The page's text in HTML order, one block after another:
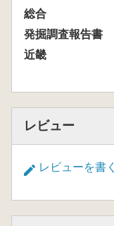
総合
発掘調査報告書
近畿
レビュー
レビューを書く